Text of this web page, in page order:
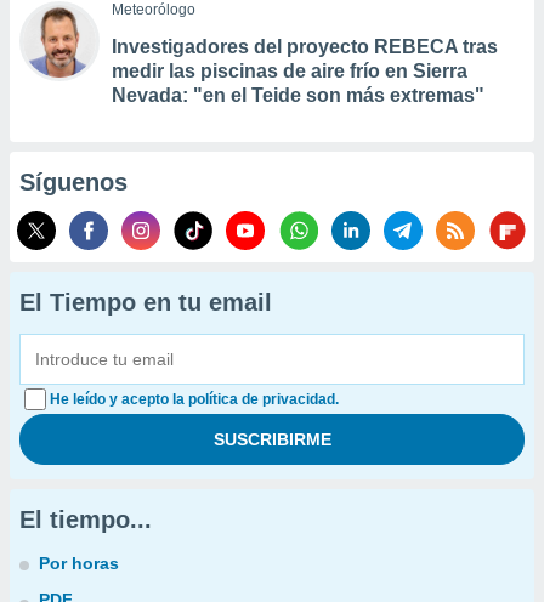
Meteorólogo
Investigadores del proyecto REBECA tras
medir las piscinas de aire frío en Sierra
Nevada: "en el Teide son más extremas"
Síguenos
El Tiempo en tu email
He leído y acepto la política de privacidad.
El tiempo...
Por horas